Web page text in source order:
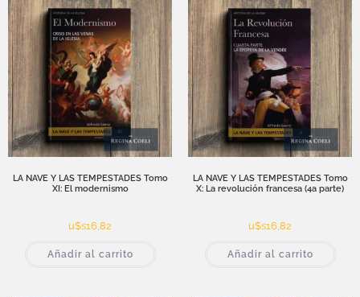
LA NAVE Y LAS TEMPESTADES Tomo
XI: El modernismo
u$s16,82
Añadir al carrito
LA NAVE Y LAS TEMPESTADES Tomo
X: La revolución francesa (4a parte)
u$s16,82
Añadir al carrito